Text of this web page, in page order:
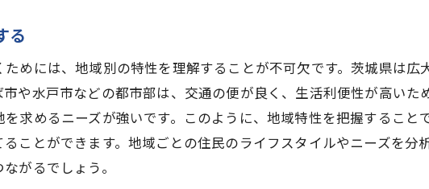
地域特性を反映した売却プランの設計
市場ニーズに応じた戦略的アプローチ
売却成功を左右する地域特性の活用
不動産売却における地域特性の重要性
る
めには、地域別の特性を理解することが不可欠です。茨城県は
や水戸市などの都市部は、交通の便が良く、生活利便性が高い
求めるニーズが強いです。このように、地域特性を把握すること
ことができます。地域ごとの住民のライフスタイルやニーズを分
がるでしょう。